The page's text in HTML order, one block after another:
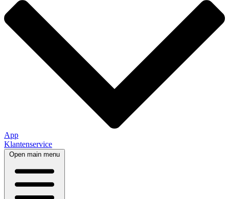
App
Klantenservice
Open main menu